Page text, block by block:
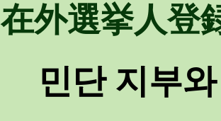
在外選挙人登
민단 지부